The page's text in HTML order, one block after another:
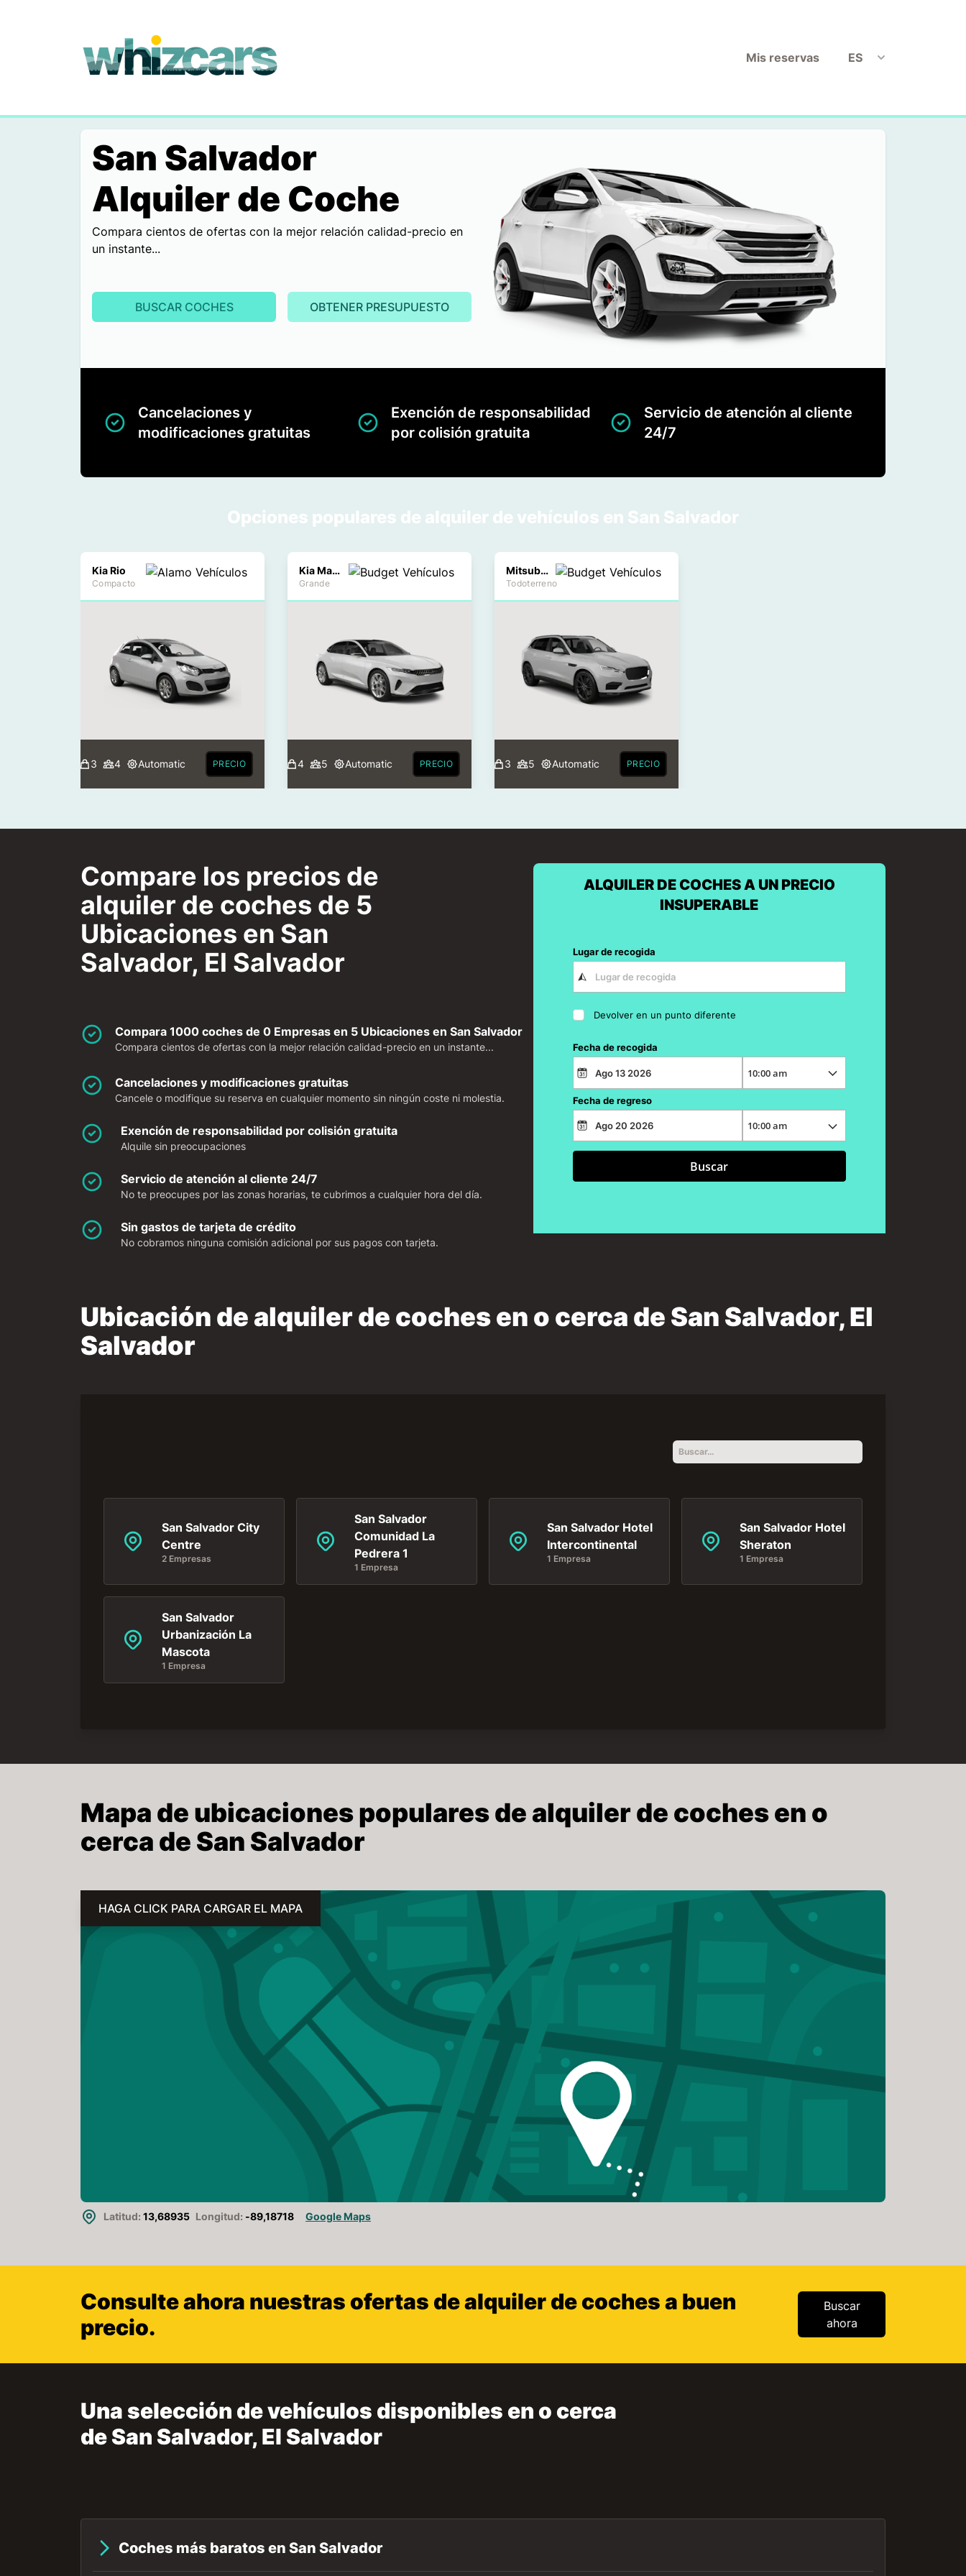
whizcars.com
Mis reservas
ES
San Salvador
Alquiler de Coche
Compara cientos de ofertas con la mejor relación calidad-precio en
un instante...
BUSCAR COCHES OBTENER PRESUPUESTO
Cancelaciones y
modificaciones gratuitas
Exención de responsabilidad
por colisión gratuita
Servicio de atención al cliente
24/7
Opciones populares de alquiler de vehículos en San Salvador
Kia Rio
Compacto
3 4 Automatic PRECIO
Kia Magentis
Grande
4 5 Automatic PRECIO
Mitsubishi Nativa
Todoterreno
3 5 Automatic PRECIO
Compare los precios de
alquiler de coches de 5
Ubicaciones en San
Salvador, El Salvador
Compara 1000 coches de 0 Empresas en 5 Ubicaciones en San Salvador
Compara cientos de ofertas con la mejor relación calidad-precio en un instante...
Cancelaciones y modificaciones gratuitas
Cancele o modifique su reserva en cualquier momento sin ningún coste ni molestia.
Exención de responsabilidad por colisión gratuita
Alquile sin preocupaciones
Servicio de atención al cliente 24/7
No te preocupes por las zonas horarias, te cubrimos a cualquier hora del día.
Sin gastos de tarjeta de crédito
No cobramos ninguna comisión adicional por sus pagos con tarjeta.
ALQUILER DE COCHES A UN PRECIO
INSUPERABLE
Lugar de recogida
Devolver en un punto diferente
Fecha de recogida
Fecha de regreso
Buscar
Ubicación de alquiler de coches en o cerca de San Salvador, El
Salvador
San Salvador City
Centre
2 Empresas
San Salvador
Comunidad La
Pedrera 1
1 Empresa
San Salvador Hotel
Intercontinental
1 Empresa
San Salvador Hotel
Sheraton
1 Empresa
San Salvador
Urbanización La
Mascota
1 Empresa
Mapa de ubicaciones populares de alquiler de coches en o
cerca de San Salvador
HAGA CLICK PARA CARGAR EL MAPA
Latitud: 13,68935 Longitud: -89,18718 Google Maps
Consulte ahora nuestras ofertas de alquiler de coches a buen
precio.
Buscar
ahora
Una selección de vehículos disponibles en o cerca
de San Salvador, El Salvador
Coches más baratos en San Salvador